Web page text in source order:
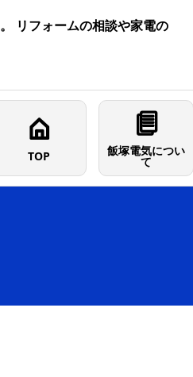
リフォームの相談や家電の
TOP 飯塚電気につい
て